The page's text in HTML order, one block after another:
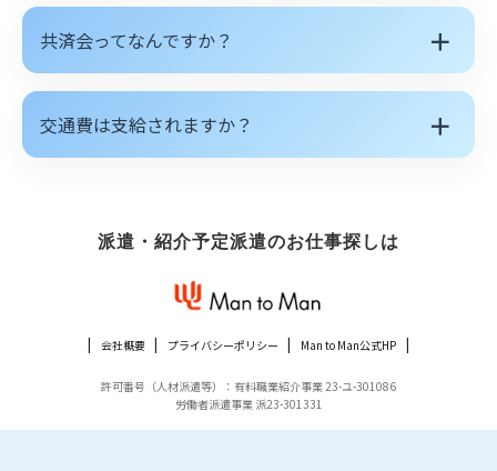
共済会ってなんですか？ ＋
交通費は支給されますか？ ＋
派遣・紹介予定派遣のお仕事探しは
会社概要 プライバシーポリシー Man to Man公式HP
許可番号（人材派遣等）：有料職業紹介事業 23-ユ-301086
労働者派遣事業 派23-301331